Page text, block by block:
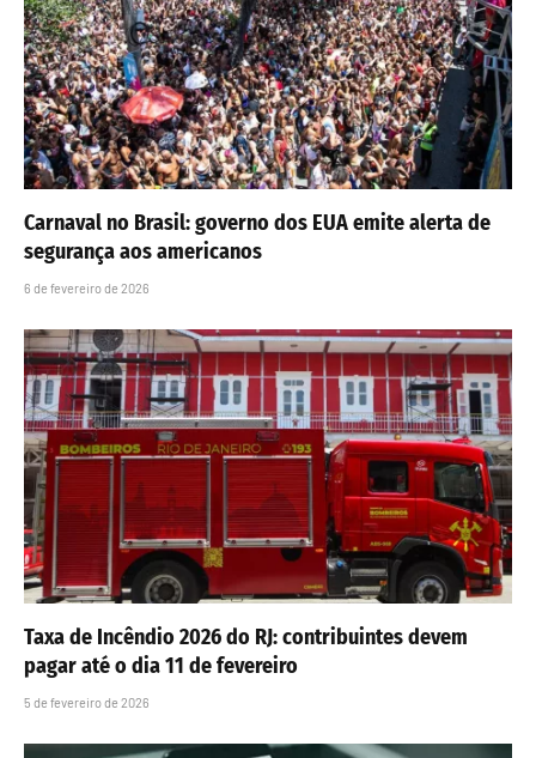
Carnaval no Brasil: governo dos EUA emite alerta de
segurança aos americanos
6 de fevereiro de 2026
Taxa de Incêndio 2026 do RJ: contribuintes devem
pagar até o dia 11 de fevereiro
5 de fevereiro de 2026